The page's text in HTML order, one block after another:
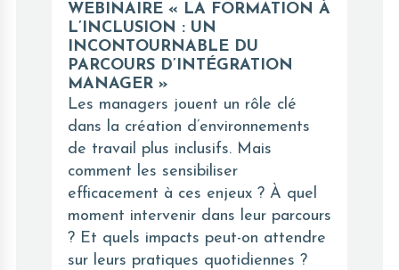
WEBINAIRE « LA FORMATION À
L’INCLUSION : UN
INCONTOURNABLE DU
PARCOURS D’INTÉGRATION
MANAGER »
Les managers jouent un rôle clé
dans la création d’environnements
de travail plus inclusifs. Mais
comment les sensibiliser
efficacement à ces enjeux ? À quel
moment intervenir dans leur parcours
? Et quels impacts peut-on attendre
sur leurs pratiques quotidiennes ?